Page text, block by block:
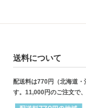
送料について
配送料は770円（北海道
す。11,000円のご注文で